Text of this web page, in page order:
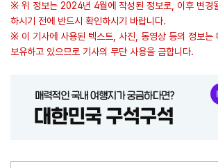
※ 위 정보는 2024년 4월에 작성된 정보로, 이후 변경
하시기 전에 반드시 확인하시기 바랍니다.
※ 이 기사에 사용된 텍스트, 사진, 동영상 등의 정보는
보유하고 있으므로 기사의 무단 사용을 금합니다.